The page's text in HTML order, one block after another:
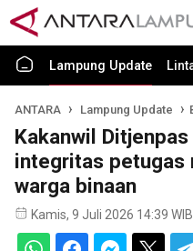
Lampung Update
ANTARA Lampung Update
Kakanwil
integritas petugas
warga binaan
Kamis, 9 Juli 2026 14:39 WIB